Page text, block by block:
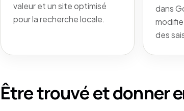
valeur et un site optimisé
pour la recherche locale.
dans
des
Être trouvé et donner